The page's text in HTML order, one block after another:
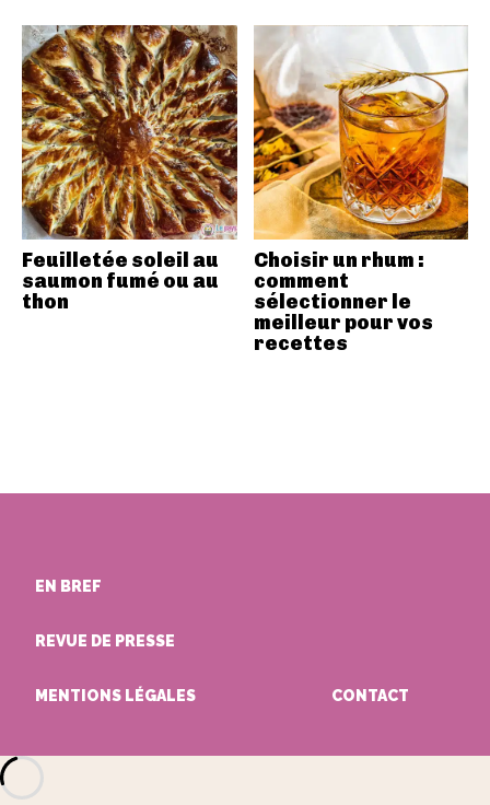
Feuilletée soleil au
saumon fumé ou au
thon
Choisir un rhum :
comment
sélectionner le
meilleur pour vos
recettes
EN BREF
REVUE DE PRESSE
MENTIONS LÉGALES CONTACT